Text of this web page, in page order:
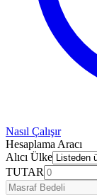
Nasıl Çalışır
Hesaplama Aracı
Alıcı Ülke
TUTAR